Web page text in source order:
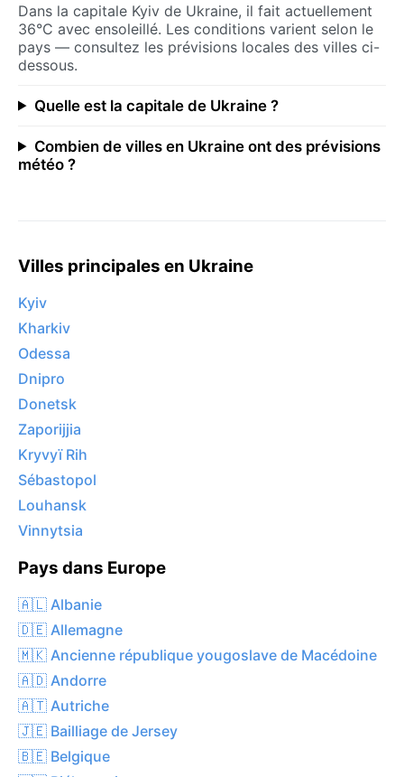
Dans la capitale Kyiv de Ukraine, il fait actuellement
36°C avec ensoleillé. Les conditions varient selon le
pays — consultez les prévisions locales des villes ci-
dessous.
Quelle est la capitale de Ukraine ?
Combien de villes en Ukraine ont des prévisions
météo ?
Villes principales en Ukraine
Kyiv
Kharkiv
Odessa
Dnipro
Donetsk
Zaporijjia
Kryvyï Rih
Sébastopol
Louhansk
Vinnytsia
Pays dans Europe
🇦🇱 Albanie
🇩🇪 Allemagne
🇲🇰 Ancienne république yougoslave de Macédoine
🇦🇩 Andorre
🇦🇹 Autriche
🇯🇪 Bailliage de Jersey
🇧🇪 Belgique